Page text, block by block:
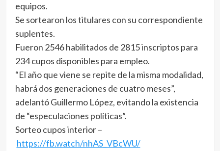
equipos.
Se sortearon los titulares con su correspondiente
suplentes.
Fueron 2546 habilitados de 2815 inscriptos para
234 cupos disponibles para empleo.
“El año que viene se repite de la misma modalidad,
habrá dos generaciones de cuatro meses”,
adelantó Guillermo López, evitando la existencia
de “especulaciones políticas”.
Sorteo cupos interior –
https://fb.watch/nhAS_VBcWU/